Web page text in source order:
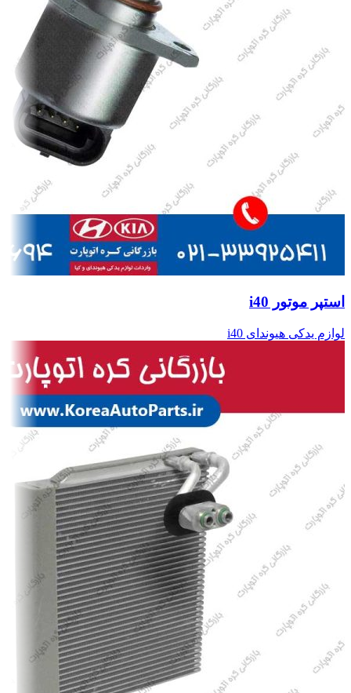
استپر موتور i40
لوازم یدکی هیوندای i40